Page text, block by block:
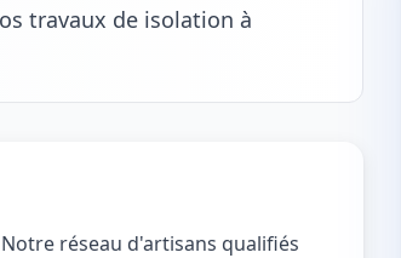
travaux de isolation à
réseau d'artisans qualifiés